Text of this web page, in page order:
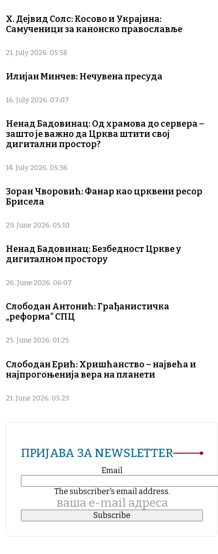
Х. Дејвид Солс: Косово и Украјина:
Самученици за канонско православље
21. July 2026. 05:58
Илијан Минчев: Нечувена пресуда
16. July 2026. 07:07
Ненад Бадовинац: Од храмова до сервера –
зашто је важно да Црква штити свој
дигитални простор?
14. July 2026. 05:36
Зоран Чворовић: Фанар као црквени ресор
Брисела
29. June 2026. 05:10
Ненад Бадовинац: Безбедност Цркве у
дигиталном простору
26. June 2026. 06:07
Слободан Антонић: Грађанистичка
„реформа“ СПЦ
25. June 2026. 01:25
Слободан Ерић: Хришћанство – највећа и
најпрогоњенија вера на планети
21. June 2026. 05:23
ПРИЈАВА ЗА NEWSLETTER
Email
The subscriber's email address.
ваша е-mail адреса